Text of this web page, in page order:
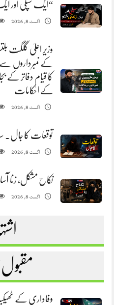
“ایک سپلی اور ایک
اگست 8, 2026
وزیر اعلیٰ گلگت
کے نمبرداروں سے
کا قیام دفاتر
کے احکامات
اگست 8, 2026
توقعات کا جال.
اگست 8, 2026
نکاح مشکل، زنا
اگست 8, 2026
وفاداری کے